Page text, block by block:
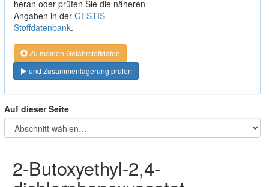
heran oder prüfen Sie die näheren
Angaben in der GESTIS-
Stoffdatenbank.
Zu meinen Gefahrstoffdaten
und Zusammenlagerung prüfen
Auf dieser Seite
2-Butoxyethyl-2,4-